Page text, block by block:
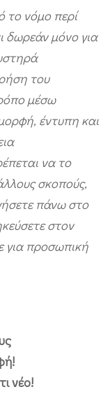
το νόμο περί
δωρεάν μόνο για
του
μέσω
έντυπη και
να το
σκοπούς,
πάνω στο
στον
για προσωπική
νέο!